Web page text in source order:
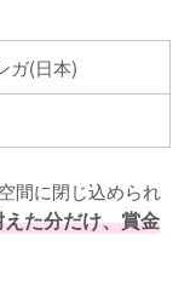
ガ(日本)
間に閉じ込められ
た分だけ、賞金